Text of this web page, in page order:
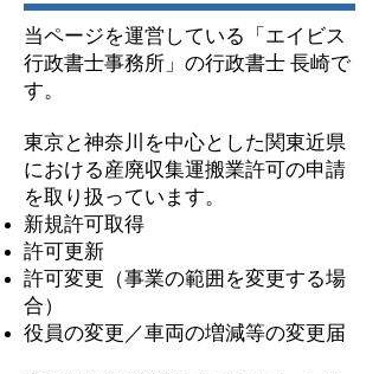
当ページを運営している「エイビス
行政書士事務所」の行政書士 長崎で
す。
東京と神奈川を中心とした関東近県
における産廃収集運搬業許可の申請
を取り扱っています。
新規許可取得
許可更新
許可変更（事業の範囲を変更する場
合）
役員の変更／車両の増減等の変更届